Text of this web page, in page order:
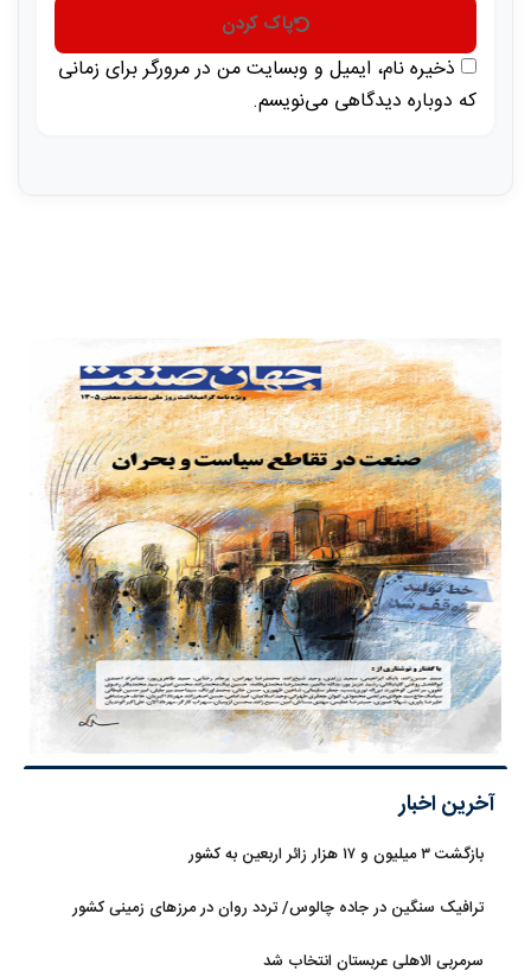
پاک کردن
ذخیره نام، ایمیل و وبسایت من در مرورگر برای زمانی
که دوباره دیدگاهی می‌نویسم.
آخرین اخبار
بازگشت ۳ میلیون و ۱۷ هزار زائر اربعین به کشور
ترافیک سنگین در جاده چالوس/ تردد روان در مرزهای زمینی کشور
سرمربی الاهلی عربستان انتخاب شد